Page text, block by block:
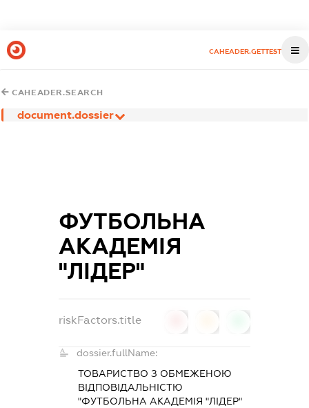
CAHEADER.GETTEST
CAHEADER.SEARCH
document.dossier
ФУТБОЛЬНА
АКАДЕМІЯ
"ЛІДЕР"
riskFactors.title
dossier.fullName:
ТОВАРИСТВО З ОБМЕЖЕНОЮ
ВІДПОВІДАЛЬНІСТЮ
"ФУТБОЛЬНА АКАДЕМІЯ "ЛІДЕР"